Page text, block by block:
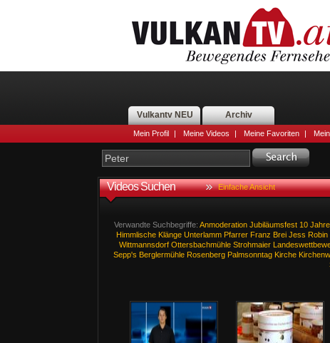
Vulkantv NEU Archiv
Mein Profil | Meine Videos | Meine Favoriten |
Videos Suchen Einfache Ansicht
Verwandte Suchbegriffe: Anmoderation Jubiläumsfest 10 Jahre
Himmlische Klänge Unterlamm Pfarrer Franz Brei Jess Robin
Wittmannsdorf Ottersbachmühle Strohmaier
Sepp's Berglermühle Rosenberg Palmsonntag Kirche